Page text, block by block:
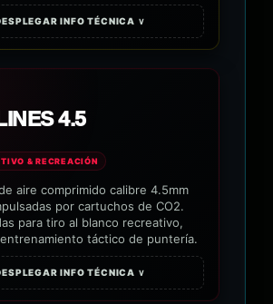
INFO TÉCNICA ∨
4.5
& RECREACIÓN
aire comprimido calibre 4.5mm
por cartuchos de CO2.
para tiro al blanco recreativo,
táctico de puntería.
INFO TÉCNICA ∨